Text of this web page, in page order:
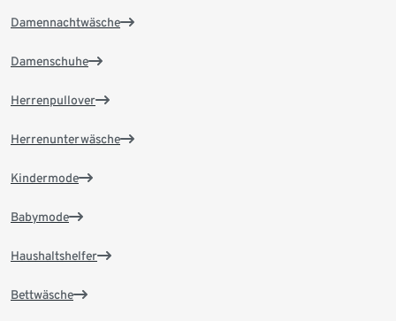
Damennachtwäsche
Damenschuhe
Herrenpullover
Herrenunterwäsche
Kindermode
Babymode
Haushaltshelfer
Bettwäsche